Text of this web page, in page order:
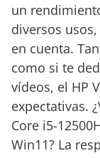
un
diversos
en cuenta.
como si te
vídeos, el HP
expectativas.
Core i5-
Win11? La